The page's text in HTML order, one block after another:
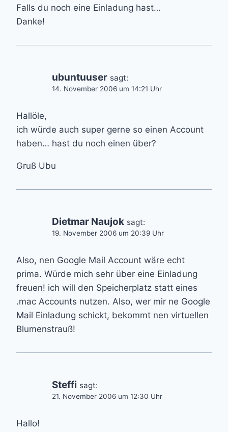
Falls du noch eine Einladung hast…
Danke!
ubuntuuser sagt:
14. November 2006 um 14:21 Uhr
Hallöle,
ich würde auch super gerne so einen Account
haben… hast du noch einen über?
Gruß Ubu
Dietmar Naujok sagt:
19. November 2006 um 20:39 Uhr
Also, nen Google Mail Account wäre echt
prima. Würde mich sehr über eine Einladung
freuen! ich will den Speicherplatz statt eines
.mac Accounts nutzen. Also, wer mir ne Google
Mail Einladung schickt, bekommt nen virtuellen
Blumenstrauß!
Steffi sagt:
21. November 2006 um 12:30 Uhr
Hallo!